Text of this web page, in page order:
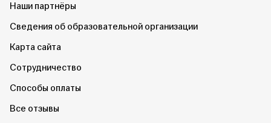
Наши партнёры
Сведения об образовательной организации
Карта сайта
Сотрудничество
Способы оплаты
Все отзывы